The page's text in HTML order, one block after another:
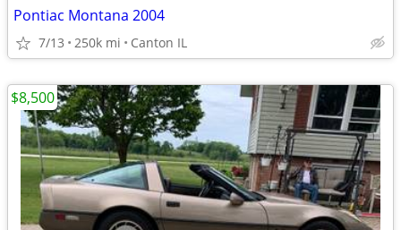
Pontiac Montana 2004
7/13 250k mi Canton IL
$8,500